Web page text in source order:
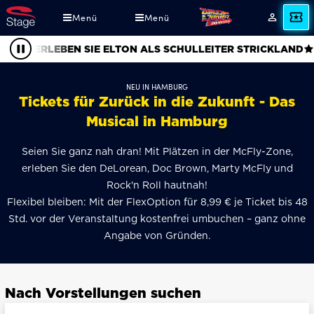
Direkt
zum
Inhalt
Menü Menü
Mein
Konto
Angebot
PauseERLEBEN SIE ELTON ALS SCHULLEITER STRICKLAND
NEU IN HAMBURG
Tickets für Zurück in die Zukunft - Das
Musical in Hamburg
Seien Sie ganz nah dran! Mit Plätzen in der McFly-Zone,
erleben Sie den DeLorean, Doc Brown, Marty McFly und
Rock'n Roll hautnah!
Flexibel bleiben: Mit der FlexOption für 8,99 € je Ticket bis 48
Std. vor der Veranstaltung kostenfrei umbuchen – ganz ohne
Angabe von Gründen.
Nach Vorstellungen suchen